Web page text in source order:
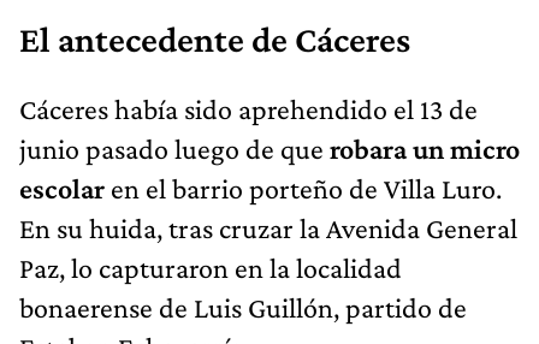
El antecedente de Cáceres
Cáceres había sido aprehendido el 13 de
junio pasado luego de que robara un micro
escolar en el barrio porteño de Villa Luro.
En su huida, tras cruzar la Avenida General
Paz, lo capturaron en la localidad
bonaerense de Luis Guillón, partido de